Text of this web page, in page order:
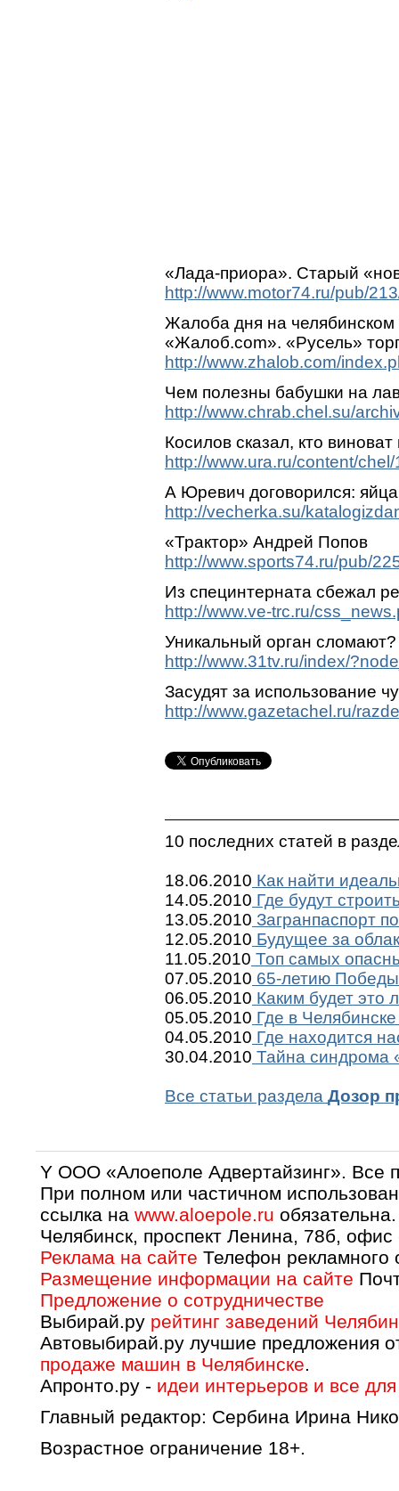
«Лада-приора». Старый
http://www.motor74.ru/pub/
Жалоба дня на
«Жалоб.com». «Русель»
http://www.zhalob.com/
Чем полезны бабушки на
http://www.chrab.chel.su/
Косилов сказал, кто
http://www.ura.ru/content/
А Юревич договорился:
http://vecherka.su/
«Трактор» Андрей Попов
http://www.sports74.ru/pub/
Из специнтерната сбежал
http://www.ve-trc.ru/
Уникальный орган сломают?
http://www.31tv.ru/index/
Засудят за использование
http://www.gazetachel.ru/
10 последних статей в
18.06.2010 Как найти
14.05.2010 Где будут
13.05.2010 Загранпаспорт
12.05.2010 Будущее за
11.05.2010 Топ самых
07.05.2010 65-летию
06.05.2010 Каким будет это
05.05.2010 Где в
04.05.2010 Где находится
30.04.2010 Тайна синдрома
Все статьи раздела Дозор
Y OOO «Алоеполе Адвертайзинг».
При полном или частичном
ссылка на www.aloepole.ru обязательна.
Челябинск, проспект Ленина, 78б, офис
Реклама на сайте Телефон рекламного
Размещение информации на сайте
Предложение о сотрудничестве
Выбирай.ру рейтинг заведений
Автовыбирай.ру лучшие предложения
продаже машин в Челябинске.
Апронто.ру - идеи интерьеров и все
Главный редактор: Сербина Ирина
Возрастное ограничение 18+.